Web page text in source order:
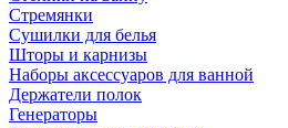
Стремянки
Сушилки для белья
Шторы и карнизы
Наборы аксессуаров для ванной
Держатели полок
Генераторы